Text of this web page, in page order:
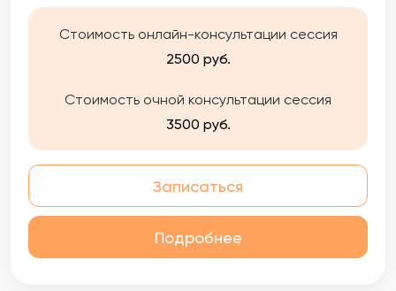
лучшему пониманию своих эмоций, чувств и
Стоимость онлайн-консультации сессия
2500 руб.
Стоимость очной консультации сессия
3500 руб.
Записаться
Подробнее